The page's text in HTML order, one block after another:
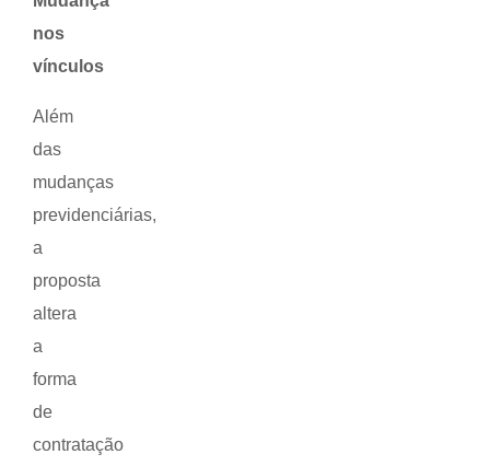
nos
vínculos
Além
das
mudanças
previdenciárias,
a
proposta
altera
a
forma
de
contratação